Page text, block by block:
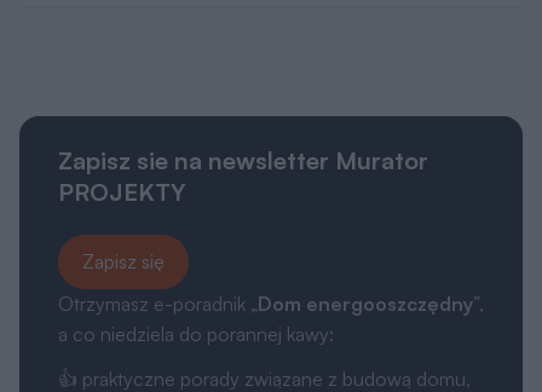
Zapisz sie na newsletter Murator
PROJEKTY
Zapisz się
Otrzymasz e-poradnik „Dom energooszczędny”,
a co niedziela do porannej kawy:
👍 praktyczne porady związane z budową domu,